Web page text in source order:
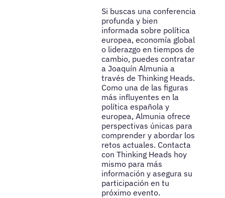
Si buscas una conferencia
profunda y bien
informada sobre política
europea, economía global
o liderazgo en tiempos de
cambio, puedes contratar
a Joaquín Almunia a
través de Thinking Heads.
Como una de las figuras
más influyentes en la
política española y
europea, Almunia ofrece
perspectivas únicas para
comprender y abordar los
retos actuales. Contacta
con Thinking Heads hoy
mismo para más
información y asegura su
participación en tu
próximo evento.